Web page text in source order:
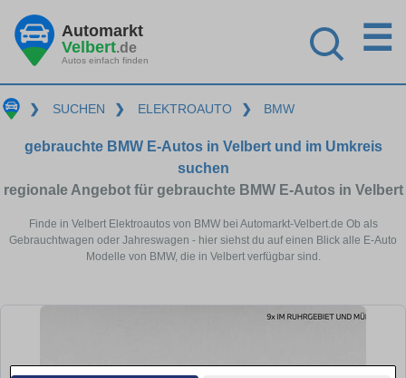
Automarkt
Velbert.de
Autos einfach finden
☰
❯ SUCHEN ❯ ELEKTROAUTO ❯ BMW
gebrauchte BMW E-Autos in Velbert und im Umkreis
suchen
regionale Angebot für gebrauchte BMW E-Autos in Velbert
Finde in Velbert Elektroautos von BMW bei Automarkt-Velbert.de Ob als
Gebrauchtwagen oder Jahreswagen - hier siehst du auf einen Blick alle E-Auto
Modelle von BMW, die in Velbert verfügbar sind.